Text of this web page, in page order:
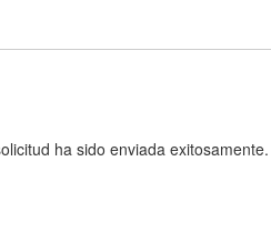
ha sido enviada exitosamente.